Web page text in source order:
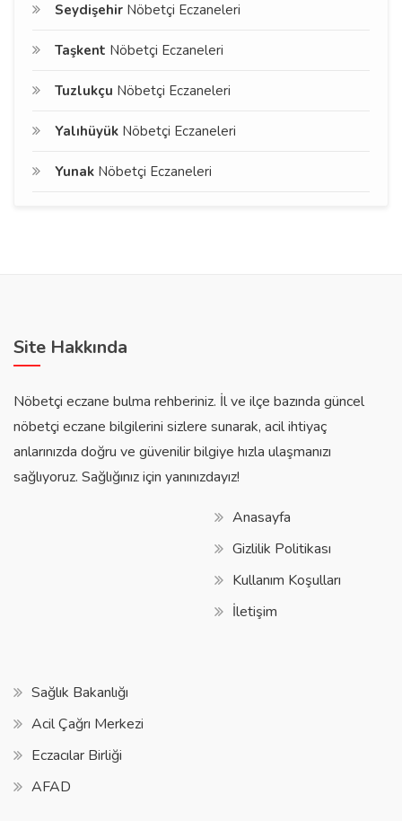
Seydişehir Nöbetçi Eczaneleri
Taşkent Nöbetçi Eczaneleri
Tuzlukçu Nöbetçi Eczaneleri
Yalıhüyük Nöbetçi Eczaneleri
Yunak Nöbetçi Eczaneleri
Site Hakkında
Nöbetçi eczane bulma rehberiniz. İl ve ilçe bazında güncel
nöbetçi eczane bilgilerini sizlere sunarak, acil ihtiyaç
anlarınızda doğru ve güvenilir bilgiye hızla ulaşmanızı
sağlıyoruz. Sağlığınız için yanınızdayız!
Anasayfa
Gizlilik Politikası
Kullanım Koşulları
İletişim
Sağlık Bakanlığı
Acil Çağrı Merkezi
Eczacılar Birliği
AFAD